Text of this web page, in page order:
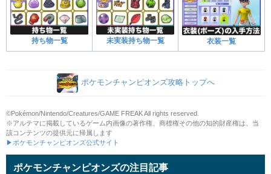
持ち物一覧 未実装持ち物一覧 衣装一覧
ポケモンチャンピオンズ攻略トップへ
©Pokémon/Nintendo/Creatures/GAME FREAK All rights reserved.
※アルテマに掲載しているゲーム内画像の著作権、商標権その他の知的財産権は、当
該コンテンツの提供元に帰属します
▶ポケモンチャンピオンズ公式サイト
ポケモンチャンピオンズの注目記事